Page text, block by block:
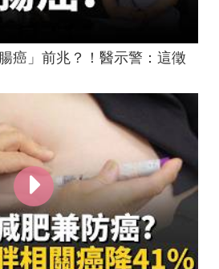
癌」前兆？！醫示警：這徵